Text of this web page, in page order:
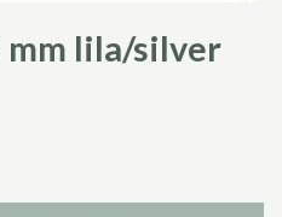
mm lila/silver